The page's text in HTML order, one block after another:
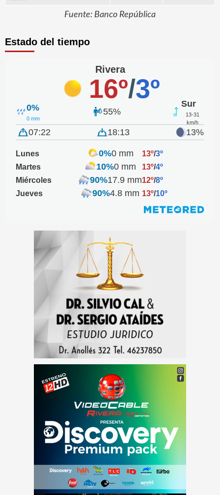
Fuente: Banco República
Estado del tiempo
Rivera
16º/3º
0%
0 mm
55%
Sur
13-31
km/h
07:22 18:13 13%
Lunes 0%0 mm 13º/3º
Martes
10%0 mm 13º/4º
Miércoles
90%17.9 mm12º/8º
Jueves
90%4.8 mm 13º/10º